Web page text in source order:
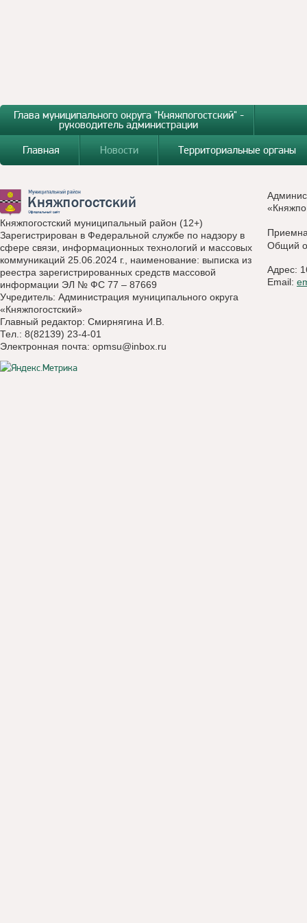
Глава муниципального округа "Княжпогостский" -
руководитель администрации
Главная
Новости Территориальные органы
Княжпогостский муниципальный район (12+)
Зарегистрирован в Федеральной службе по надзору в
сфере связи, информационных технологий и массовых
коммуникаций 25.06.2024 г., наименование: выписка из
реестра зарегистрированных средств массовой
информации ЭЛ № ФС 77 – 87669
Учредитель: Администрация муниципального округа
«Княжпогостский»
Главный редактор: Смирнягина И.В.
Тел.: 8(82139) 23-4-01
Электронная почта: opmsu@inbox.ru
Общий
Адрес:
Email: